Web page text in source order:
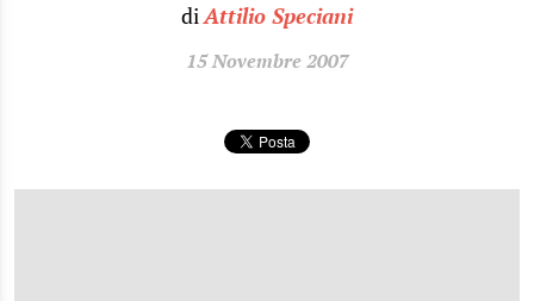
diAttilio Speciani
15 Novembre 2007